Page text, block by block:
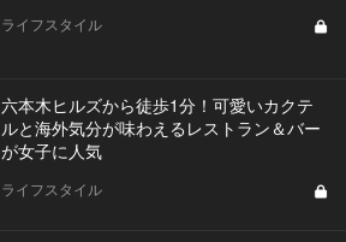
ライフスタイル
六本木ヒルズから徒歩1分！可愛いカクテ
ルと海外気分が味わえるレストラン＆バー
が女子に人気
ライフスタイル